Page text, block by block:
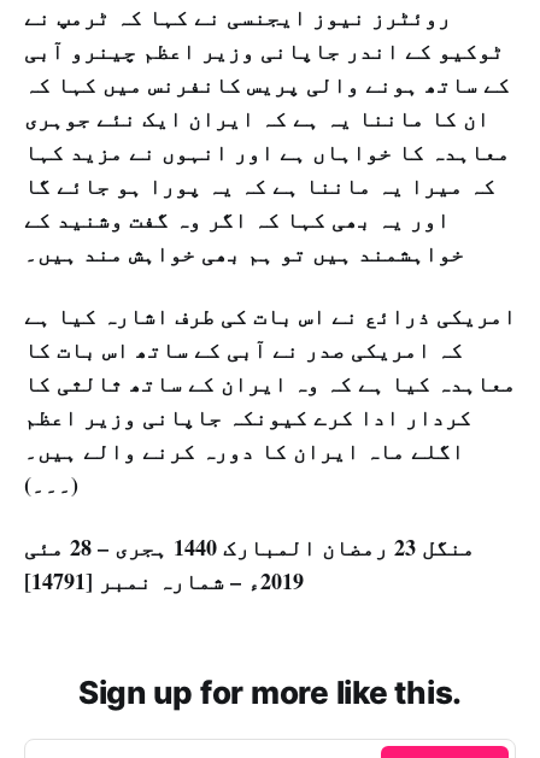
روئٹرز نیوز ایجنسی نے کہا کہ ٹرمپ نے
ٹوکیو کے اندر جاپانی وزیر اعظم چینرو آبی
کے ساتھ ہونے والی پریس کانفرنس میں کہا کہ
ان کا ماننا یہ ہے کہ ایران ایک نئے جوہری
معاہدہ کا خواہاں ہے اور انہوں نے مزید کہا
کہ میرا یہ ماننا ہے کہ یہ پورا ہو جائے گا
اور یہ بھی کہا کہ اگر وہ گفت وشنید کے
خواہشمند ہیں تو ہم بھی خواہش مند ہیں۔
امریکی ذرائع نے اس بات کی طرف اشارہ کیا ہے
کہ امریکی صدر نے آبی کے ساتھ اس بات کا
معاہدہ کیا ہے کہ وہ ایران کے ساتھ ثالثی کا
کردار ادا کرے کیونکہ جاپانی وزیر اعظم
اگلے ماہ ایران کا دورہ کرنے والے ہیں۔
(۔۔۔)
منگل 23 رمضان المبارک 1440 ہجری – 28 مئی
2019ء – شمارہ نمبر [14791]
Sign up for more like this.